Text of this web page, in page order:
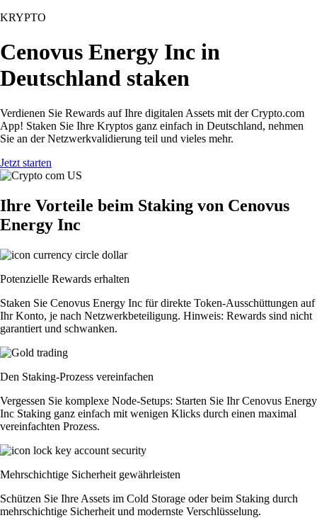
KRYPTO
Cenovus Energy Inc in
Deutschland staken
Verdienen Sie Rewards auf Ihre digitalen Assets mit der Crypto.com
App! Staken Sie Ihre Kryptos ganz einfach in Deutschland, nehmen
Sie an der Netzwerkvalidierung teil und vieles mehr.
Jetzt starten
Ihre Vorteile beim Staking von Cenovus
Energy Inc
Potenzielle Rewards erhalten
Staken Sie Cenovus Energy Inc für direkte Token-Ausschüttungen auf
Ihr Konto, je nach Netzwerkbeteiligung. Hinweis: Rewards sind nicht
garantiert und schwanken.
Den Staking-Prozess vereinfachen
Vergessen Sie komplexe Node-Setups: Starten Sie Ihr Cenovus Energy
Inc Staking ganz einfach mit wenigen Klicks durch einen maximal
vereinfachten Prozess.
Mehrschichtige Sicherheit gewährleisten
Schützen Sie Ihre Assets im Cold Storage oder beim Staking durch
mehrschichtige Sicherheit und modernste Verschlüsselung.